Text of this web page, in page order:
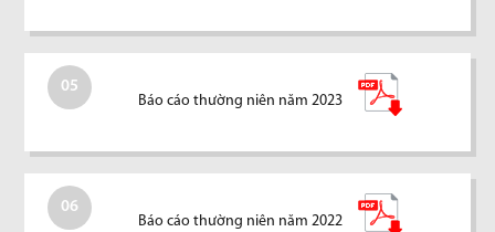
05
Báo cáo thường niên năm 2023
06
Báo cáo thường niên năm 2022